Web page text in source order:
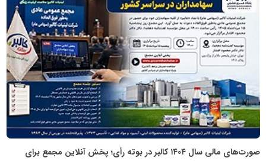
صورت‌های مالی سال ۱۴۰۴ کالبر در بوته رأی؛ پخش آنلاین مجمع برای
عمومی
خبرگزاری
گزارش